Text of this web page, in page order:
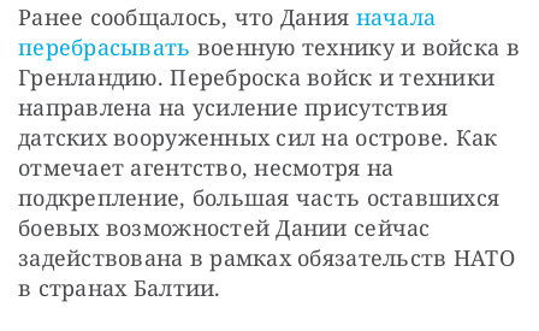
Ранее сообщалось, что Дания начала
перебрасывать военную технику и войска в
Гренландию. Переброска войск и техники
направлена на усиление присутствия
датских вооруженных сил на острове. Как
отмечает агентство, несмотря на
подкрепление, большая часть оставшихся
боевых возможностей Дании сейчас
задействована в рамках обязательств НАТО
в странах Балтии.